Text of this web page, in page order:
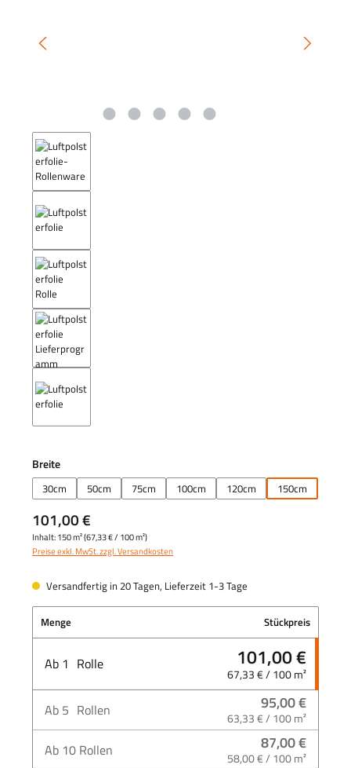
Breiteauswählen
30cm 50cm 75cm 100cm 120cm 150cm
101,00 €
Inhalt:150 m²(67,33 €/ 100 m²)
Preise exkl. MwSt. zzgl. Versandkosten
Versandfertig in 20 Tagen, Lieferzeit 1-3 Tage
Menge Stückpreis
Ab 1 Rolle 101,00 €
67,33 € / 100 m²
Ab 5 Rollen 95,00 €
63,33 € / 100 m²
Ab 10 Rollen 87,00 €
58,00 € / 100 m²